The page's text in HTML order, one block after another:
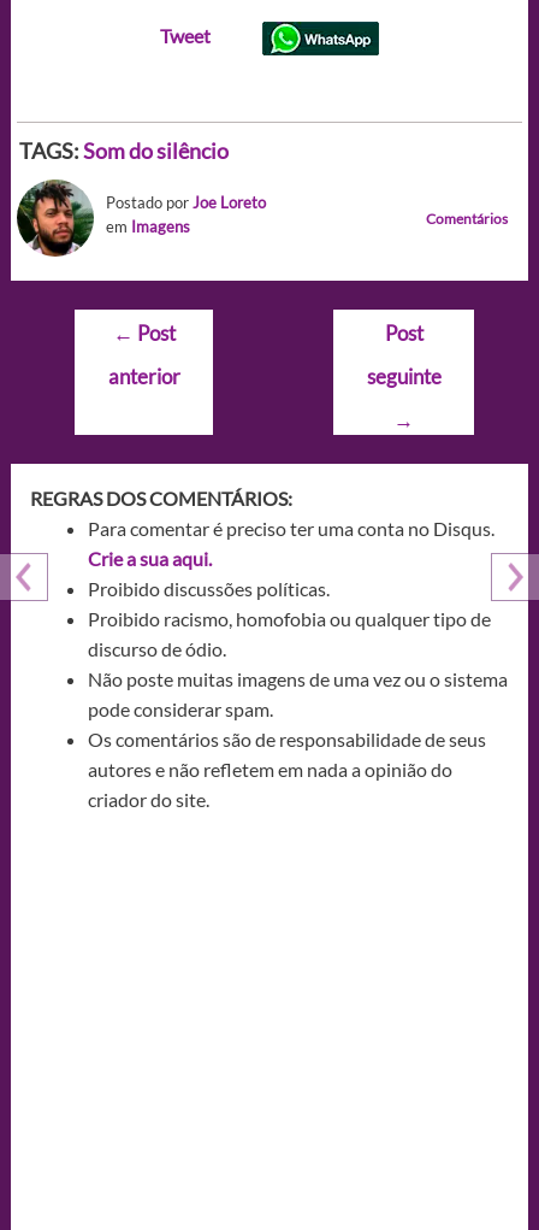
Tweet
TAGS:Som do silêncio
Postado porJoe Loreto
em Imagens Comentários
Navegação
Post
← Post
anterior
Post
seguinte
→
REGRAS DOS COMENTÁRIOS:
Para comentar é preciso ter uma conta no Disqus.
Crie a sua aqui.
Proibido discussões políticas.
Proibido racismo, homofobia ou qualquer tipo de
discurso de ódio.
Não poste muitas imagens de uma vez ou o sistema
pode considerar spam.
Os comentários são de responsabilidade de seus
autores e não refletem em nada a opinião do
criador do site.